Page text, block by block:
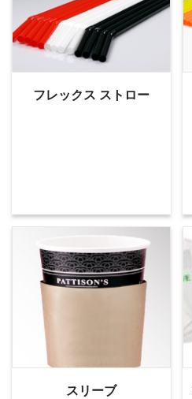
フレックス ストロー
スリーブ